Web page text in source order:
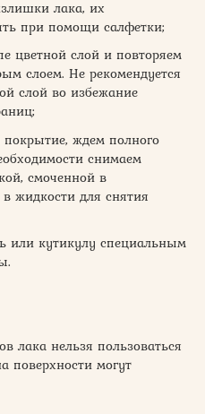
лака, их
при помощи салфетки;
цветной слой и повторяем
слоем. Не рекомендуется
слой во избежание
ждем полного
снимаем
смоченной в
жидкости для снятия
или кутикулу специальным
лака нельзя пользоваться
поверхности могут